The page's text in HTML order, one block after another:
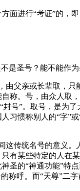
进行“考证”的，
是圣号？能不能
由父亲或长辈取，
。号，由众人取
号”。取号，是
惯称别人的“字”
这传统名号的意义
某些特定的人在
圣的“神通功能”特
称呼。而“天尊”